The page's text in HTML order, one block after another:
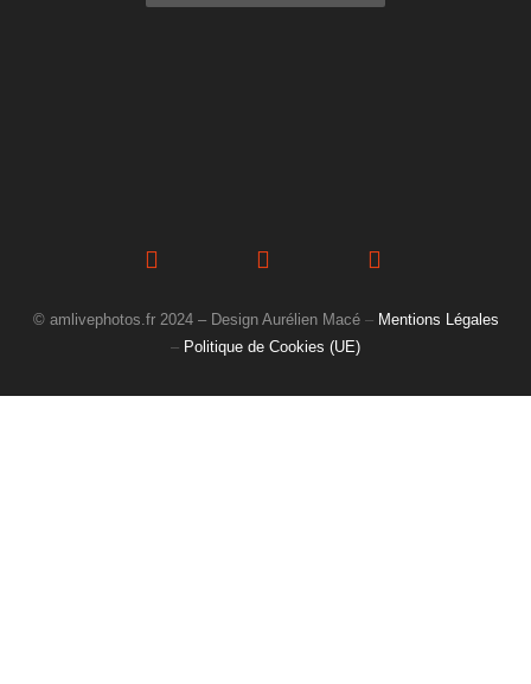
© amlivephotos.fr 2024 – Design Aurélien Macé– Mentions Légales
– Politique de Cookies (UE)